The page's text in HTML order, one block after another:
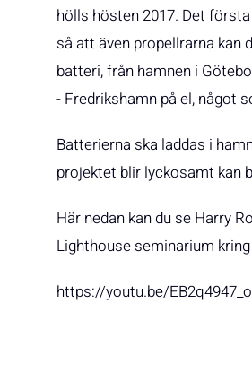
hölls hösten 2017. Det
så att även propellrarna kan
batteri, från hamnen i
- Fredrikshamn på el, något
Batterierna ska laddas i
projektet blir lyckosamt kan
Här nedan kan du se Harry
Lighthouse seminarium
https://youtu.be/